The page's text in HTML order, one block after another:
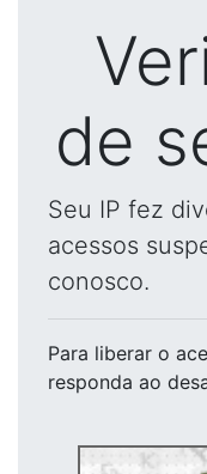
de
Seu IP fez
acessos
conosco.
Para liberar o
responda ao